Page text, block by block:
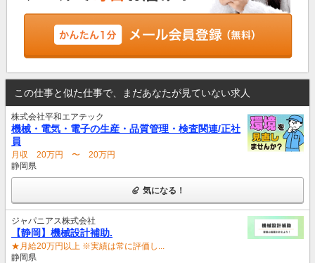
この仕事と似た仕事で、まだあなたが見ていない求人
株式会社平和エアテック
機械・電気・電子の生産・品質管理・検査関連/正社
員
月収 20万円 〜 20万円
静岡県
気になる！
ジャパニアス株式会社
【静岡】機械設計補助.
★月給20万円以上 ※実績は常に評価し...
静岡県